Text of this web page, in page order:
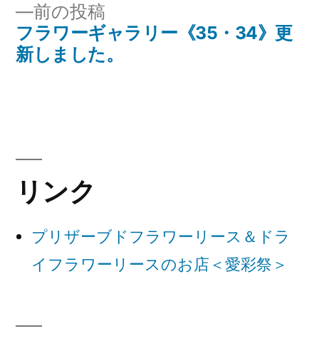
ナ
ビ
シ
ョ
前の投稿
の
投
フラワーギャラリー《35・34》更
新しました。
リンク
プリザーブドフラワーリース＆ドラ
イフラワーリースのお店＜愛彩祭＞